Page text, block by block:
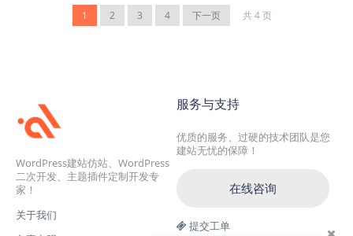
1 2 3 4 下一页 共 4 页
WordPress建站仿站、WordPress
二次开发、主题插件定制开发专
家！
关于我们
服务与支持
优质的服务、过硬的技术团队是您
建站无忧的保障！
在线咨询
提交工单